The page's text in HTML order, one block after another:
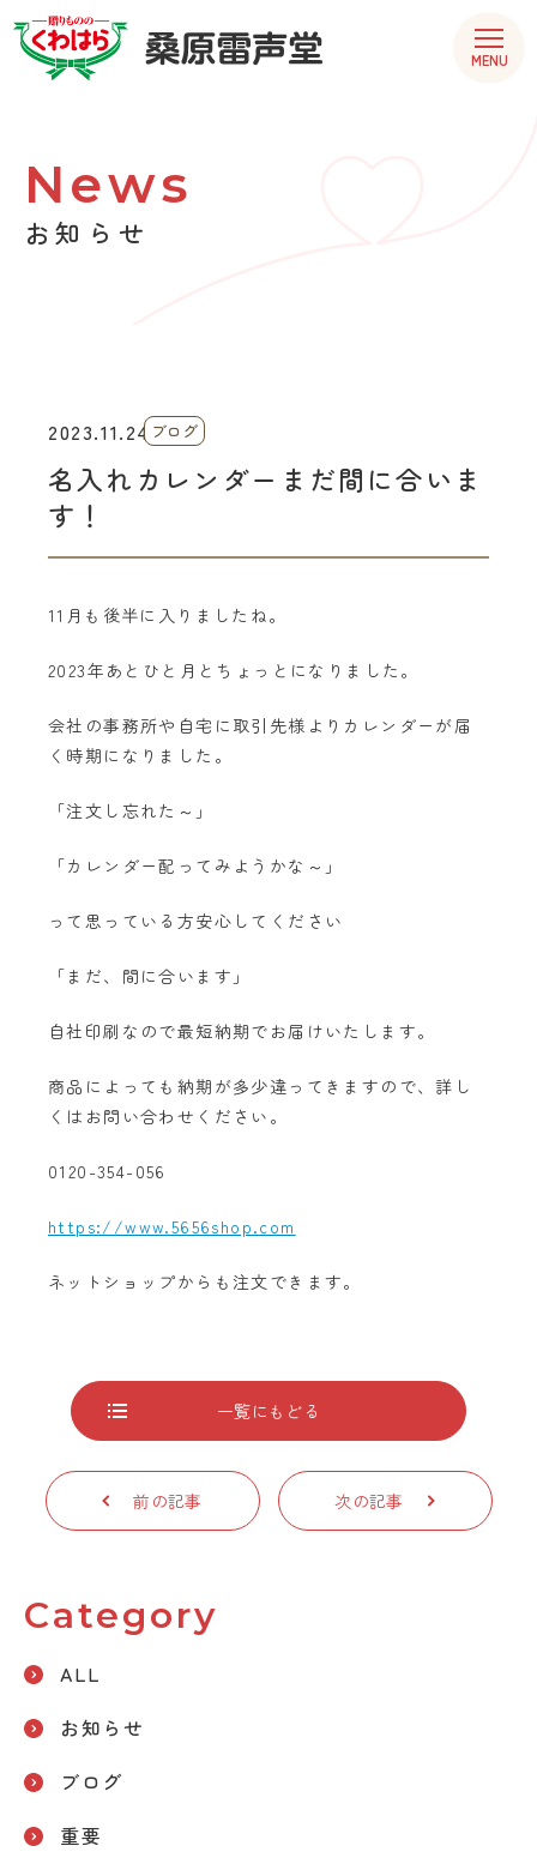
MENU
お知らせ
News
2023.11.24 ブログ
名入れカレンダーまだ間に合いま
す！
11月も後半に入りましたね。
2023年あとひと月とちょっとになりました。
会社の事務所や自宅に取引先様よりカレンダーが届
く時期になりました。
「注文し忘れた～」
「カレンダー配ってみようかな～」
って思っている方安心してください
「まだ、間に合います」
自社印刷なので最短納期でお届けいたします。
商品によっても納期が多少違ってきますので、詳し
くはお問い合わせください。
0120-354-056
https://www.5656shop.com
ネットショップからも注文できます。
一覧にもどる
前の記事 次の記事
Category
ALL
お知らせ
ブログ
重要